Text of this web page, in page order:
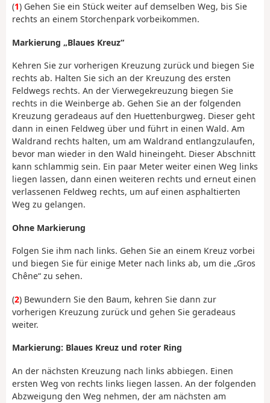
(1) Gehen Sie ein Stück weiter auf demselben Weg, bis Sie
rechts an einem Storchenpark vorbeikommen.
Markierung „Blaues Kreuz“
Kehren Sie zur vorherigen Kreuzung zurück und biegen Sie
rechts ab. Halten Sie sich an der Kreuzung des ersten
Feldwegs rechts. An der Vierwegekreuzung biegen Sie
rechts in die Weinberge ab. Gehen Sie an der folgenden
Kreuzung geradeaus auf den Huettenburgweg. Dieser geht
dann in einen Feldweg über und führt in einen Wald. Am
Waldrand rechts halten, um am Waldrand entlangzulaufen,
bevor man wieder in den Wald hineingeht. Dieser Abschnitt
kann schlammig sein. Ein paar Meter weiter einen Weg links
liegen lassen, dann einen weiteren rechts und erneut einen
verlassenen Feldweg rechts, um auf einen asphaltierten
Weg zu gelangen.
Ohne Markierung
Folgen Sie ihm nach links. Gehen Sie an einem Kreuz vorbei
und biegen Sie für einige Meter nach links ab, um die „Gros
Chêne“ zu sehen.
(2) Bewundern Sie den Baum, kehren Sie dann zur
vorherigen Kreuzung zurück und gehen Sie geradeaus
weiter.
Markierung: Blaues Kreuz und roter Ring
An der nächsten Kreuzung nach links abbiegen. Einen
ersten Weg von rechts links liegen lassen. An der folgenden
Abzweigung den Weg nehmen, der am nächsten am